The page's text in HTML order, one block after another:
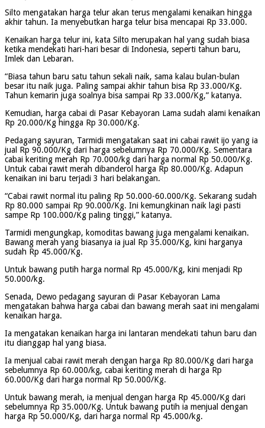
Silto mengatakan harga telur akan terus mengalami kenaikan hingga
akhir tahun. Ia menyebutkan harga telur bisa mencapai Rp 33.000.
Kenaikan harga telur ini, kata Silto merupakan hal yang sudah biasa
ketika mendekati hari-hari besar di Indonesia, seperti tahun baru,
Imlek dan Lebaran.
“Biasa tahun baru satu tahun sekali naik, sama kalau bulan-bulan
besar itu naik juga. Paling sampai akhir tahun bisa Rp 33.000/Kg.
Tahun kemarin juga soalnya bisa sampai Rp 33.000/Kg,” katanya.
Kemudian, harga cabai di Pasar Kebayoran Lama sudah alami kenaikan
Rp 20.000/Kg hingga Rp 30.000/Kg.
Pedagang sayuran, Tarmidi mengatakan saat ini cabai rawit ijo yang ia
jual Rp 90.000/Kg dari harga sebelumnya Rp 70.000/Kg. Sementara
cabai keriting merah Rp 70.000/kg dari harga normal Rp 50.000/Kg.
Untuk cabai rawit merah dibanderol harga Rp 80.000/Kg. Adapun
kenaikan ini baru terjadi 3 hari belakangan.
“Cabai rawit normal itu paling Rp 50.000-60.000/Kg. Sekarang sudah
Rp 80.000 sampai Rp 90.000/Kg. Ini kemungkinan naik lagi pasti
sampe Rp 100.000/Kg paling tinggi,” katanya.
Tarmidi mengungkap, komoditas bawang juga mengalami kenaikan.
Bawang merah yang biasanya ia jual Rp 35.000/Kg, kini harganya
sudah Rp 45.000/Kg.
Untuk bawang putih harga normal Rp 45.000/Kg, kini menjadi Rp
50.000/kg.
Senada, Dewo pedagang sayuran di Pasar Kebayoran Lama
mengatakan bahwa harga cabai dan bawang merah saat ini mengalami
kenaikan harga.
Ia mengatakan kenaikan harga ini lantaran mendekati tahun baru dan
itu dianggap hal yang biasa.
Ia menjual cabai rawit merah dengan harga Rp 80.000/Kg dari harga
sebelumnya Rp 60.000/kg, cabai keriting merah di harga Rp
60.000/Kg dari harga normal Rp 50.000/Kg.
Untuk bawang merah, ia menjual dengan harga Rp 45.000/Kg dari
sebelumnya Rp 35.000/Kg. Untuk bawang putih ia menjual dengan
harga Rp 50.000/Kg, dari harga normal Rp 45.000/kg.